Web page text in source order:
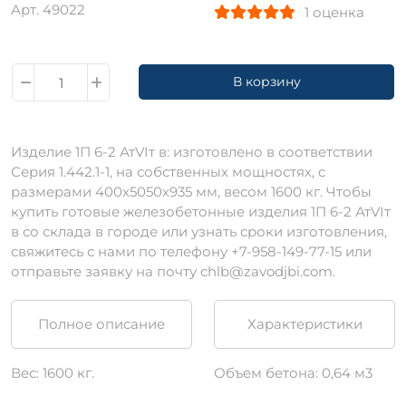
Арт. 49022
1 оценка
В корзину
Изделие 1П 6-2 АтVIт в: изготовлено в соответствии
Серия 1.442.1-1, на собственных мощностях, с
размерами 400х5050х935 мм, весом 1600 кг. Чтобы
купить готовые железобетонные изделия 1П 6-2 АтVIт
в со склада в городе или узнать сроки изготовления,
свяжитесь с нами по телефону +7-958-149-77-15 или
отправьте заявку на почту chlb@zavodjbi.com.
Полное описание Характеристики
Вес: 1600 кг. Объем бетона: 0,64 м3